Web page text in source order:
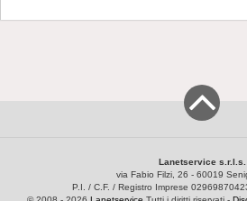
Lanetservice s.r.l.s.
via Fabio Filzi, 26 - 60019
P.I. / C.F. / Registro Imprese